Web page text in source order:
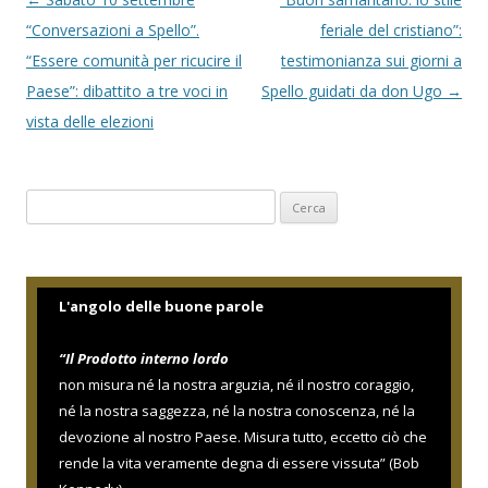
a
v
i
g
n
“Conversazioni a Spello”.
“Essere comunità per ricucire il
Paese”: dibattito a tre voci in
vista delle elezioni
feriale del cristiano”:
testimonianza sui giorni a
Spello guidati da don Ugo →
per:
L'angolo delle buone parole
“Il Prodotto interno lordo
non misura né la nostra arguzia, né il nostro coraggio,
né la nostra saggezza, né la nostra conoscenza, né la
devozione al nostro Paese. Misura tutto, eccetto ciò che
rende la vita veramente degna di essere vissuta” (Bob